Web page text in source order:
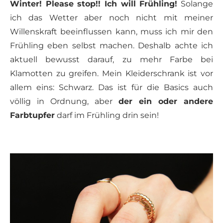
Winter! Please stop!! Ich will Frühling! Solange
ich das Wetter aber noch nicht mit meiner
Willenskraft beeinflussen kann, muss ich mir den
Frühling eben selbst machen. Deshalb achte ich
aktuell bewusst darauf, zu mehr Farbe bei
Klamotten zu greifen. Mein Kleiderschrank ist vor
allem eins: Schwarz. Das ist für die Basics auch
völlig in Ordnung, aber der ein oder andere
Farbtupfer darf im Frühling drin sein!